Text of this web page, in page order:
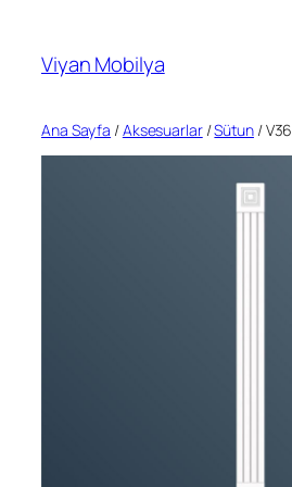
Viyan Mobilya
Ana Sayfa /Aksesuarlar/Sütun/ V36